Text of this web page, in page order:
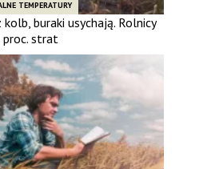
TEMPERATURY
buraki usychają. Rolnicy
proc. strat